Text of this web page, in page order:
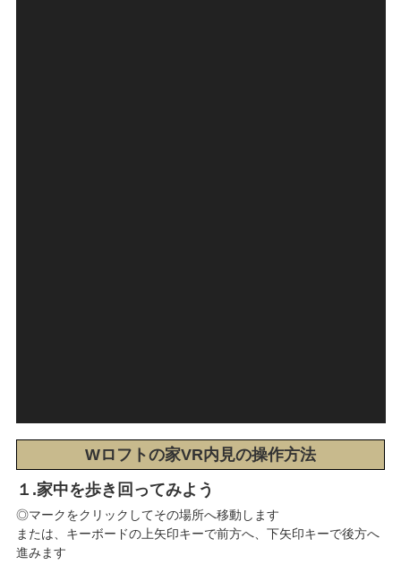
Wロフトの家VR内見の操作方法
１.家中を歩き回ってみよう
◎マークをクリックしてその場所へ移動します
または、キーボードの上矢印キーで前方へ、下矢印キーで後方へ
進みます